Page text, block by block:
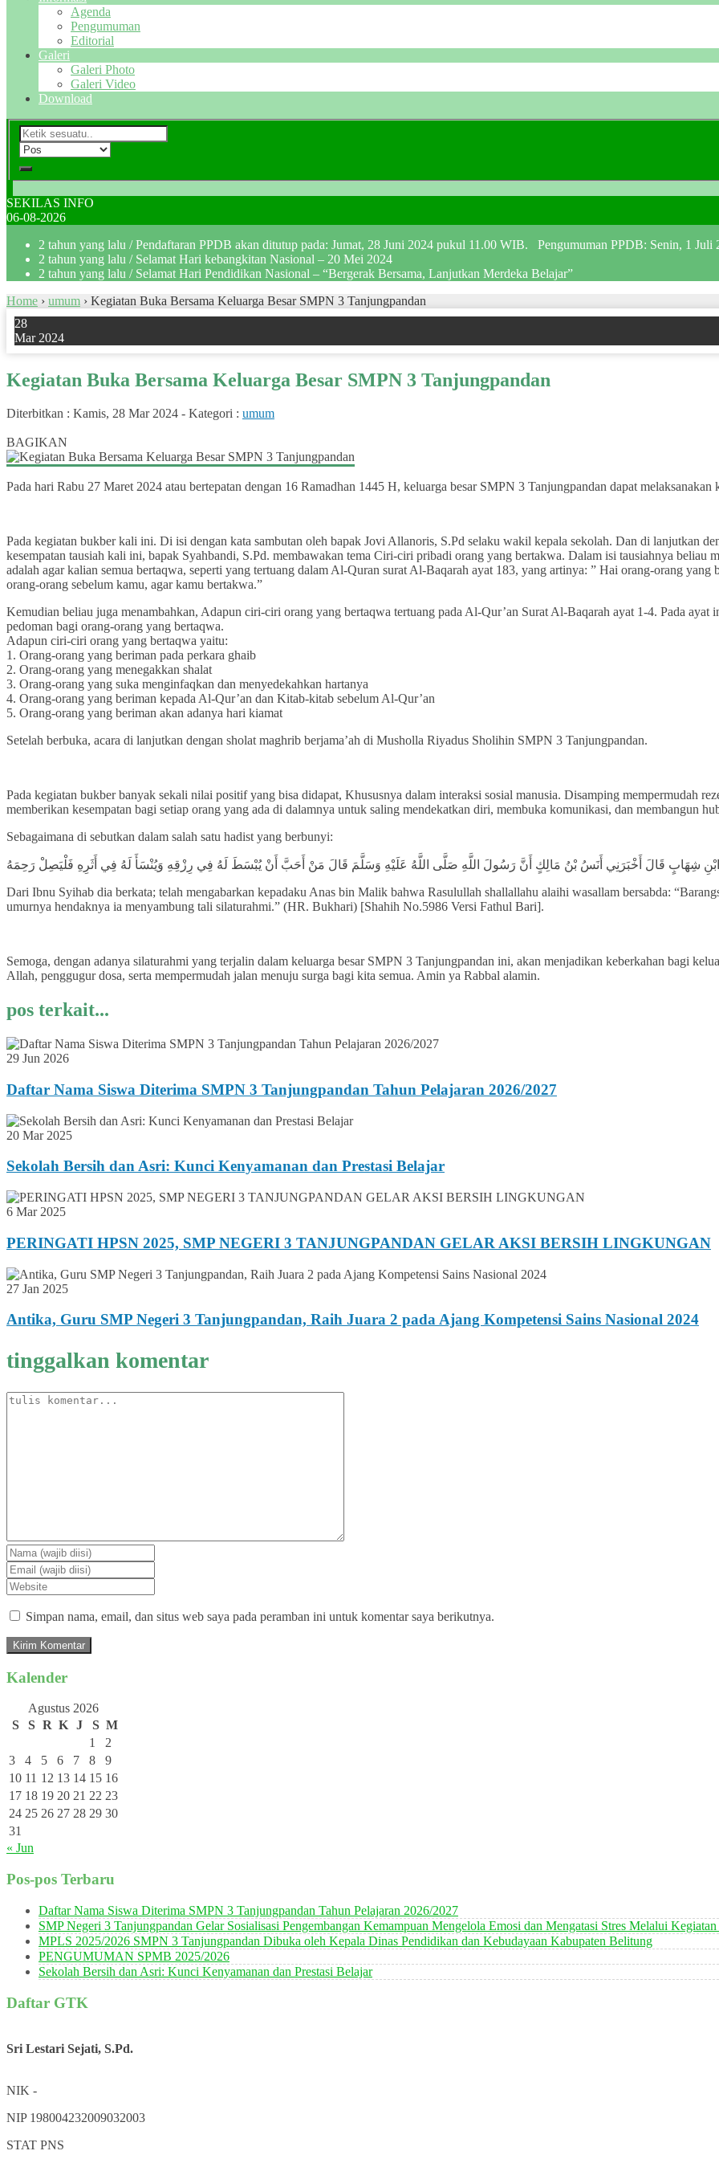
Agenda
Pengumuman
Editorial
Galeri
Galeri Photo
Galeri Video
Download
SEKILAS INFO
06-08-2026
2 tahun yang lalu / Pendaftaran PPDB akan ditutup pada: Jumat, 28 Juni 2024 pukul 11.00 WIB. Pengumuman PPDB: Senin, 1 Juli
2 tahun yang lalu / Selamat Hari kebangkitan Nasional – 20 Mei 2024
2 tahun yang lalu / Selamat Hari Pendidikan Nasional – “Bergerak Bersama, Lanjutkan Merdeka Belajar”
Home › umum › Kegiatan Buka Bersama Keluarga Besar SMPN 3 Tanjungpandan
28
Mar 2024
Kegiatan Buka Bersama Keluarga Besar SMPN 3 Tanjungpandan
Diterbitkan : Kamis, 28 Mar 2024 - Kategori : umum
BAGIKAN
Pada hari Rabu 27 Maret 2024 atau bertepatan dengan 16 Ramadhan 1445 H, keluarga besar SMPN 3 Tanjungpandan dapat melaksanakan
Pada kegiatan bukber kali ini. Di isi dengan kata sambutan oleh bapak Jovi Allanoris, S.Pd selaku wakil kepala sekolah. Dan di lanjutkan
kesempatan tausiah kali ini, bapak Syahbandi, S.Pd. membawakan tema Ciri-ciri pribadi orang yang bertakwa. Dalam isi tausiahnya beliau
adalah agar kalian semua bertaqwa, seperti yang tertuang dalam Al-Quran surat Al-Baqarah ayat 183, yang artinya: ” Hai orang-orang
orang-orang sebelum kamu, agar kamu bertakwa.”
Kemudian beliau juga menambahkan, Adapun ciri-ciri orang yang bertaqwa tertuang pada Al-Qur’an Surat Al-Baqarah ayat 1-4. Pada
pedoman bagi orang-orang yang bertaqwa.
Adapun ciri-ciri orang yang bertaqwa yaitu:
1. Orang-orang yang beriman pada perkara ghaib
2. Orang-orang yang menegakkan shalat
3. Orang-orang yang suka menginfaqkan dan menyedekahkan hartanya
4. Orang-orang yang beriman kepada Al-Qur’an dan Kitab-kitab sebelum Al-Qur’an
5. Orang-orang yang beriman akan adanya hari kiamat
Setelah berbuka, acara di lanjutkan dengan sholat maghrib berjama’ah di Musholla Riyadus Sholihin SMPN 3 Tanjungpandan.
Pada kegiatan bukber banyak sekali nilai positif yang bisa didapat, Khususnya dalam interaksi sosial manusia. Disamping mempermudah
memberikan kesempatan bagi setiap orang yang ada di dalamnya untuk saling mendekatkan diri, membuka komunikasi, dan membangun
Sebagaimana di sebutkan dalam salah satu hadist yang berbunyi:
شِهَابٍ قَالَ أَخْبَرَنِي أَنَسُ بْنُ مَالِكٍ أَنَّ رَسُولَ اللَّهِ صَلَّى اللَّهُ عَلَيْهِ وَسَلَّمَ قَالَ مَنْ أَحَبَّ أَنْ يُبْسَطَ لَهُ فِي رِزْقِهِ وَيُنْسَأَ لَهُ فِي أَثَرِهِ فَلْيَصِلْ رَحِمَهُ
Dari Ibnu Syihab dia berkata; telah mengabarkan kepadaku Anas bin Malik bahwa Rasulullah shallallahu alaihi wasallam bersabda:
umurnya hendaknya ia menyambung tali silaturahmi.” (HR. Bukhari) [Shahih No.5986 Versi Fathul Bari].
Semoga, dengan adanya silaturahmi yang terjalin dalam keluarga besar SMPN 3 Tanjungpandan ini, akan menjadikan keberkahan bagi
Allah, penggugur dosa, serta mempermudah jalan menuju surga bagi kita semua. Amin ya Rabbal alamin.
pos terkait...
29 Jun 2026
Daftar Nama Siswa Diterima SMPN 3 Tanjungpandan Tahun Pelajaran 2026/2027
20 Mar 2025
Sekolah Bersih dan Asri: Kunci Kenyamanan dan Prestasi Belajar
6 Mar 2025
PERINGATI HPSN 2025, SMP NEGERI 3 TANJUNGPANDAN GELAR AKSI BERSIH LINGKUNGAN
27 Jan 2025
Antika, Guru SMP Negeri 3 Tanjungpandan, Raih Juara 2 pada Ajang Kompetensi Sains Nasional 2024
tinggalkan komentar
Simpan nama, email, dan situs web saya pada peramban ini untuk komentar saya berikutnya.
Kalender
Agustus 2026
S
S R K J S M
1
2
3
4 5 6 7 8
9
10 11 12 13 14 15 16
17 18 19 20 21 22 23
24 25 26 27 28 29 30
31
« Jun
Pos-pos Terbaru
Daftar Nama Siswa Diterima SMPN 3 Tanjungpandan Tahun Pelajaran 2026/2027
SMP Negeri 3 Tanjungpandan Gelar Sosialisasi Pengembangan Kemampuan Mengelola Emosi dan Mengatasi Stres Melalui
MPLS 2025/2026 SMPN 3 Tanjungpandan Dibuka oleh Kepala Dinas Pendidikan dan Kebudayaan Kabupaten Belitung
PENGUMUMAN SPMB 2025/2026
Sekolah Bersih dan Asri: Kunci Kenyamanan dan Prestasi Belajar
Daftar GTK
Sri Lestari Sejati, S.Pd.
NIK -
NIP 198004232009032003
STAT PNS